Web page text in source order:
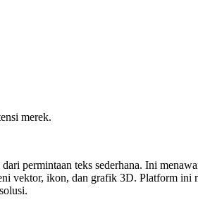
merek.
permintaan teks sederhana. Ini
vektor, ikon, dan grafik 3D. Platform ini